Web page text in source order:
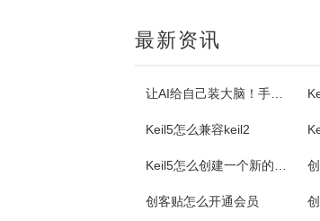
Offline Commander
最新资讯
让AI给自己装大脑！手把手教你学会安装使用Agent Skill
Keil5怎么兼容keil2
Keil5怎么创建一个新的51单片机项目
创客贴怎么开通会员